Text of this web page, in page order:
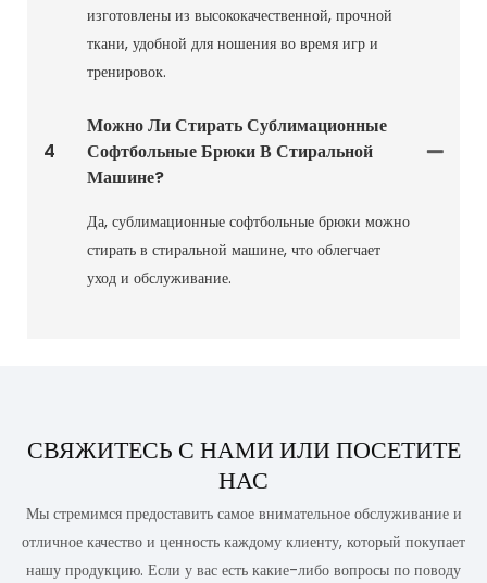
изготовлены из высококачественной, прочной
ткани, удобной для ношения во время игр и
тренировок.
4
Можно Ли Стирать Сублимационные
Софтбольные Брюки В Стиральной
Машине?
Да, сублимационные софтбольные брюки можно
стирать в стиральной машине, что облегчает
уход и обслуживание.
СВЯЖИТЕСЬ С НАМИ ИЛИ ПОСЕТИТЕ
НАС
Мы стремимся предоставить самое внимательное обслуживание и
отличное качество и ценность каждому клиенту, который покупает
нашу продукцию. Если у вас есть какие-либо вопросы по поводу